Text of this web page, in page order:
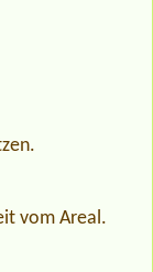
vom Areal.